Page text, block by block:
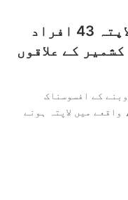
یونان کشتی حادثہ، لاپتہ 43 افراد
کے علاقوں
کے افسوسناک
ہوئے، واقعے میں لاپتہ ہونے